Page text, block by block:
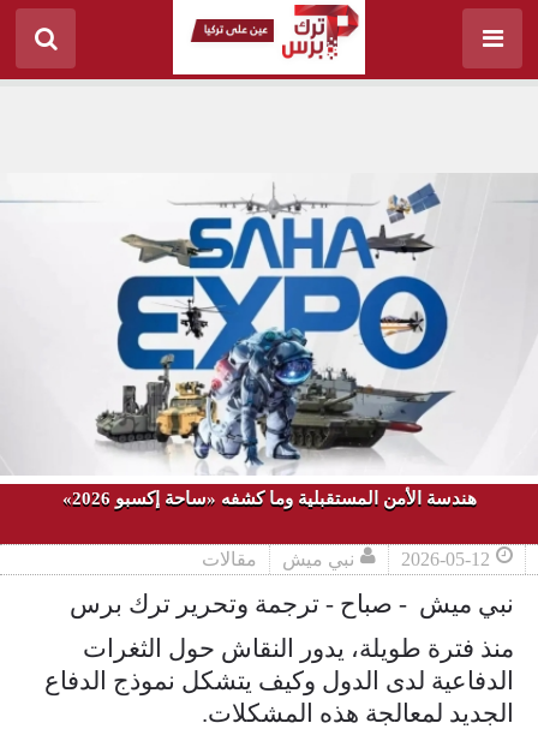
هندسة الأمن المستقبلية وما كشفه «ساحة إكسبو 2026»
2026-05-12 نبي ميش مقالات
نبي ميش - صباح - ترجمة وتحرير ترك برس
منذ فترة طويلة، يدور النقاش حول الثغرات
الدفاعية لدى الدول وكيف يتشكل نموذج الدفاع
الجديد لمعالجة هذه المشكلات.